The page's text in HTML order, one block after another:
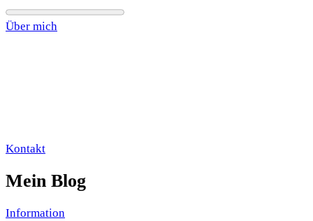
Über mich
Kontakt
Mein Blog
Information